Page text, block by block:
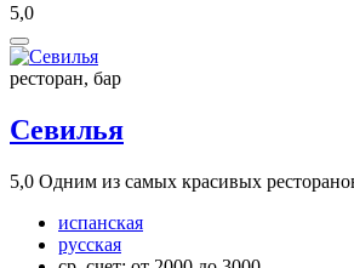
5,0
ресторан, бар
Севилья
5,0 Одним из самых красивых
испанская
русская